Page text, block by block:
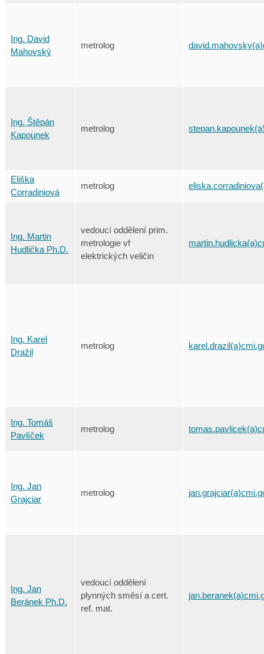
Ing. David
Mahovský
metrolog
Ing. Štěpán
Kapounek
metrolog
Eliška
Corradiniová
metrolog
Ing. Martin
Hudlička Ph.D.
vedoucí oddělení prim.
metrologie vf
elektrických veličin
Ing. Karel
Dražil
metrolog
Ing. Tomáš
Pavlíček
metrolog
Ing. Jan
Grajciar
metrolog
Ing. Jan
Beránek Ph.D.
vedoucí oddělení
plynných směsí a cert.
ref. mat.